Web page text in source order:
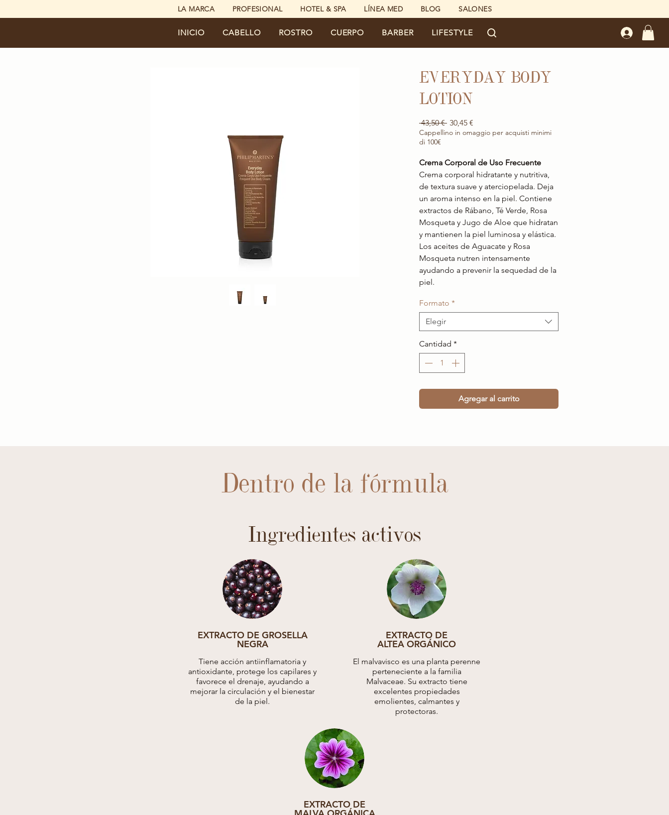
LA MARCA PROFESIONAL HOTEL & SPA LÍNEA MED BLOG SALONES
INICIO CABELLO ROSTRO CUERPO BARBER LIFESTYLE
EVERYDAY BODY
LOTION
43,50 € Precio
30,45 €
de
Cappellino in omaggio per acquisti minimi
di 100€
Crema Corporal de Uso Frecuente
Crema corporal hidratante y nutritiva,
de textura suave y aterciopelada. Deja
un aroma intenso en la piel. Contiene
extractos de Rábano, Té Verde, Rosa
Mosqueta y Jugo de Aloe que hidratan
y mantienen la piel luminosa y elástica.
Los aceites de Aguacate y Rosa
Mosqueta nutren intensamente
ayudando a prevenir la sequedad de la
piel.
Formato *
Elegir
Cantidad *
Agregar al carrito
Dentro de la fórmula
Ingredientes activos
EXTRACTO DE GROSELLA
NEGRA
Tiene acción antiinflamatoria y
antioxidante, protege los capilares y
favorece el drenaje, ayudando a
mejorar la circulación y el bienestar
de la piel.
EXTRACTO DE
ALTEA ORGÁNICO
El malvavisco es una planta perenne
perteneciente a la familia
Malvaceae. Su extracto tiene
excelentes propiedades
emolientes, calmantes y
protectoras.
EXTRACTO DE